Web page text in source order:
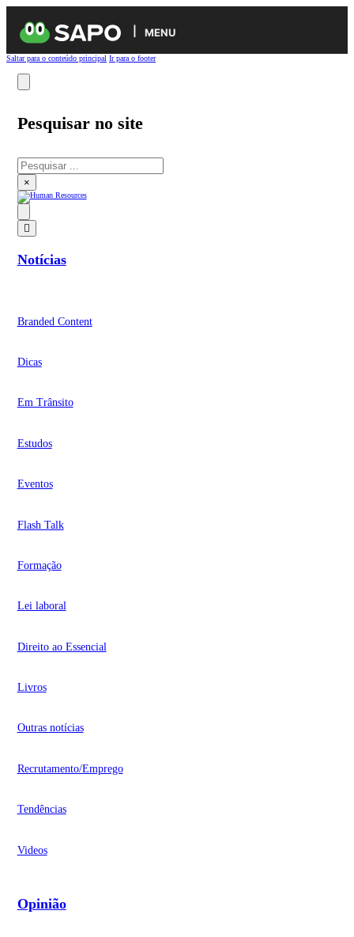
MENU
Saltar para o conteúdo principal Ir para o footer
Pesquisar no site
Pesquisar
×
Notícias
Branded Content
Dicas
Em Trânsito
Estudos
Eventos
Flash Talk
Formação
Lei laboral
Direito ao Essencial
Livros
Outras notícias
Recrutamento/Emprego
Tendências
Videos
Opinião